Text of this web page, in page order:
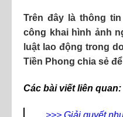
Trên đây là thông
công khai hình ảnh
luật lao động trong
Tiền Phong chia sẻ
Các bài viết liên quan:
>>> Giải quyết